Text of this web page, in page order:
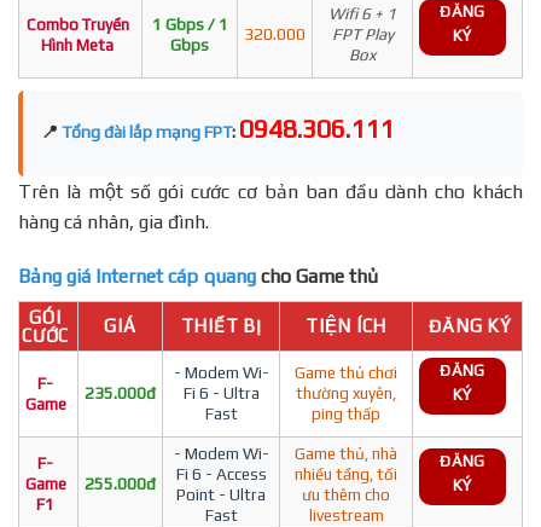
Combo Truyền
Hình Meta
1 Gbps / 1
Gbps
320.000
Wifi 6 + 1
FPT Play
Box
ĐĂNG
KÝ
📍 Tổng đài lắp mạng FPT: 0948.306.111
Trên là một số gói cước cơ bản ban đầu dành cho khách
hàng cá nhân, gia đình.
Bảng giá Internet cáp quang cho Game thủ
GÓI
CƯỚC
GIÁ THIẾT BỊ TIỆN ÍCH ĐĂNG KÝ
F-
Game
235.000đ
- Modem Wi-
Fi 6 - Ultra
Fast
Game thủ chơi
thường xuyên,
ping thấp
ĐĂNG
KÝ
F-
Game
F1
255.000đ
- Modem Wi-
Fi 6 - Access
Point - Ultra
Fast
Game thủ, nhà
nhiều tầng, tối
ưu thêm cho
livestream
ĐĂNG
KÝ